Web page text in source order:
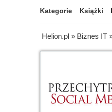
Kategorie Książki
Helion.pl » Biznes IT